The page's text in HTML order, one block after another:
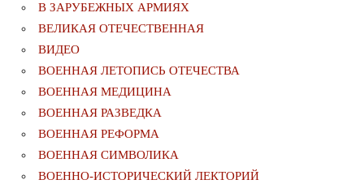
В ЗАРУБЕЖНЫХ АРМИЯХ
ВЕЛИКАЯ ОТЕЧЕСТВЕННАЯ
ВИДЕО
ВОЕННАЯ ЛЕТОПИСЬ ОТЕЧЕСТВА
ВОЕННАЯ МЕДИЦИНА
ВОЕННАЯ РАЗВЕДКА
ВОЕННАЯ РЕФОРМА
ВОЕННАЯ СИМВОЛИКА
ВОЕННО-ИСТОРИЧЕСКИЙ ЛЕКТОРИЙ